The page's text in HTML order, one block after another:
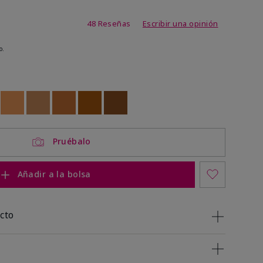
5 de 5
48 Reseñas Escribir una opinión
Pruébalo
Añadir a la bolsa